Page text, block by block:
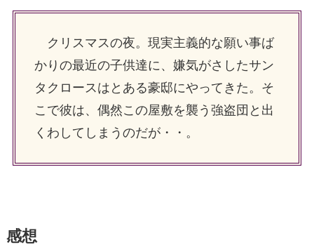
クリスマスの夜。現実主義的な願い事ば
かりの最近の子供達に、嫌気がさしたサン
タクロースはとある豪邸にやってきた。そ
こで彼は、偶然この屋敷を襲う強盗団と出
くわしてしまうのだが・・。
感想